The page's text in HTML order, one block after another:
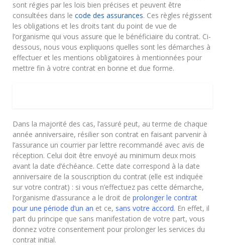
sont régies par les lois bien précises et peuvent être
consultées dans le code des assurances. Ces règles régissent
les obligations et les droits tant du point de vue de
l’organisme qui vous assure que le bénéficiaire du contrat. Ci-
dessous, nous vous expliquons quelles sont les démarches à
effectuer et les mentions obligatoires à mentionnées pour
mettre fin à votre contrat en bonne et due forme.
Dans la majorité des cas, l’assuré peut, au terme de chaque
année anniversaire, résilier son contrat en faisant parvenir à
l’assurance un courrier par lettre recommandé avec avis de
réception. Celui doit être envoyé au minimum deux mois
avant la date d’échéance. Cette date correspond à la date
anniversaire de la souscription du contrat (elle est indiquée
sur votre contrat) : si vous n’effectuez pas cette démarche,
l’organisme d’assurance a le droit de prolonger le contrat
pour une période d’un an et ce, sans votre accord. En effet, il
part du principe que sans manifestation de votre part, vous
donnez votre consentement pour prolonger les services du
contrat initial.